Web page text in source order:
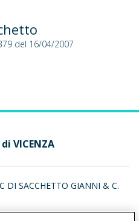
del 16/04/2007
VICENZA
DI SACCHETTO GIANNI & C.
(VI)